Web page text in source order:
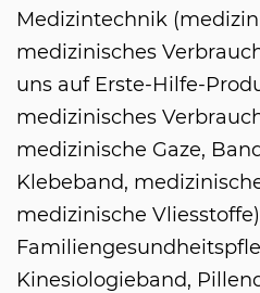
Medizintechnik
medizinisches
uns auf Erste-Hilfe-
medizinisches
medizinische Gaze,
Klebeband,
medizinische
Kinesiologieband,